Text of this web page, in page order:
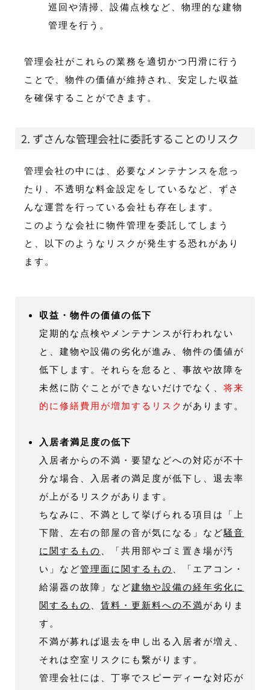
巡回や清掃、設備点検など、物理的な建物
管理を行う。
管理会社がこれらの業務を適切かつ円滑に行う
ことで、物件の価値が維持され、安定した収益
を確保することができます。
2. ずさんな管理会社に委託することのリスク
管理会社の中には、必要なメンテナンスを怠っ
たり、不透明な料金設定をしているなど、ずさ
んな運営を行っている会社も存在します。
このような会社に物件管理を委託してしまう
と、以下のようなリスクが発生する恐れがあり
ます。
収益・物件の価値の低下
定期的な点検やメンテナンスが行われない
と、建物や設備の劣化が進み、物件の価値が
低下します。それらを怠ると、事故や故障を
未然に防ぐことができないだけでなく、 将来
的に修繕費用が増加するリスク があります。
入居者満足度の低下
入居者からの不満・要望などへの対応が不十
分な場合、入居者の満足度が低下し、退去率
が上がるリスクがあります。
ちなみに、不満として挙げられる項目は「上
下階、左右の部屋の音が気になる」など騒音
に関するもの 、「共用部やゴミ置き場が汚
い」など管理面に関するもの 、「エアコン・
給湯器の故障」など建物や設備の経年劣化に
関するもの 、 賃料・更新料への不満がありま
す。
不満が募れば退去を申し出る入居者が増え、
それは空室リスクにも繋がります。
管理会社には、丁寧でスピーディーな対応が